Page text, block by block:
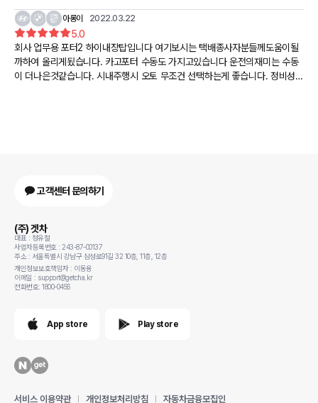
아롱이 2022.03.22
5.0
회사 업무용 포터2 하이내장탑입니다 여기보시는 택배종사자분들께도움이될
까하여 올리게됬습니다. 카고포터 수동도 가지고있습니다 운전의재미는 수동
이 더나은것같습니다. 시내주행시 오토 무조건 선택하는게 좋습니다. 정비성은
고객센터 문의하기
(주) 겟차
대표 : 정유철
사업자등록번호 : 243-87-00137
주소 : 서울특별시 강남구 삼성로91길 32 10층, 11층, 12층
개인정보보호책임자 : 이동용
이메일 : support@getcha.kr
전화번호: 1800-0456
App store Play store
서비스 이용약관 개인정보처리방침 자동차금융모집인